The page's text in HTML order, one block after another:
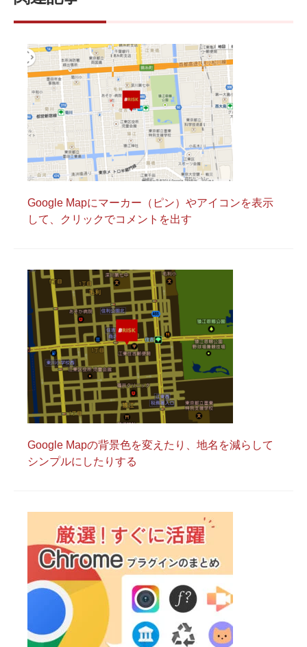
Google Mapにマーカー（ピン）やアイコンを表示
して、クリックでコメントを出す
Google Mapの背景色を変えたり、地名を減らして
シンプルにしたりする